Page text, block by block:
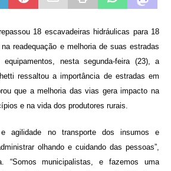
18 escavadeiras hidráulicas para 18
readequação e melhoria de suas estradas
nesta segunda-feira (23), a
ressaltou a importância de estradas em
que a melhoria das vias gera impacto na
e na vida dos produtores rurais.
agilidade no transporte dos insumos e
olhando e cuidando das pessoas”,
“Somos municipalistas, e fazemos uma